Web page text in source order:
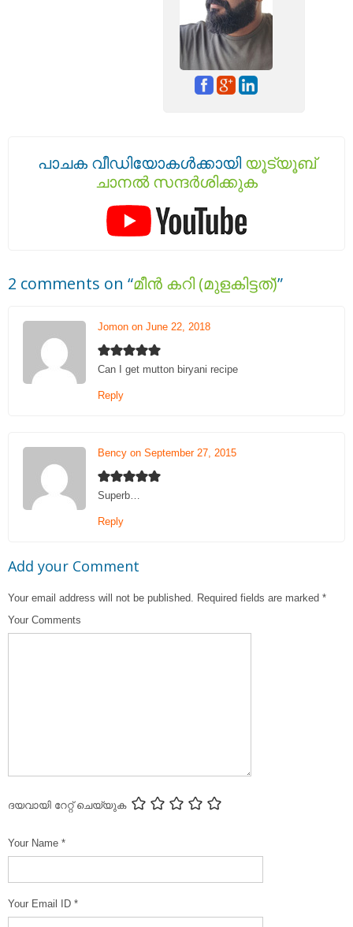
പാചക വീഡിയോകൾക്കായി യൂട്യൂബ്
ചാനൽ സന്ദർശിക്കുക
2 comments on “മീന്‍ കറി (മുളകിട്ടത്‌)”
Jomon on June 22, 2018
Can I get mutton biryani recipe
Reply
Bency on September 27, 2015
Superb…
Reply
Add your Comment
Your email address will not be published. Required fields are marked *
Your Comments
ദയവായി റേറ്റ് ചെയ്യുക
Your Name *
Your Email ID *